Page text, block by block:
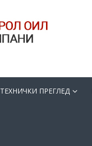
ТЕХНИЧКИ ПРЕГЛЕД